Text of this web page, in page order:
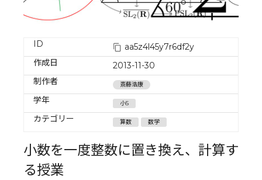
ID
aa5z4l45y7r6df2y
作成日
2013-11-30
制作者
斎藤浩康
学年 小5
カテゴリー 算数 数学
小数を一度整数に置き換え、計算す
る授業